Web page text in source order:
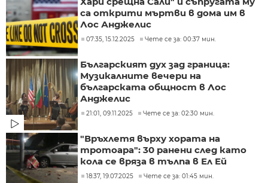
са открити мъртви в дома им в
Лос Анджелис
07:35, 15.12.2025 Чете се за: 00:37 мин.
Българският дух зад граница:
Музикалните вечери на
българската общност в Лос
Анджелис
21:01, 09.11.2025 Чете се за: 02:30 мин.
"Връхлетя върху хората на
тротоара": 30 ранени след като
кола се вряза в тълпа в Ел Ей
18:37, 19.07.2025 Чете се за: 01:45 мин.